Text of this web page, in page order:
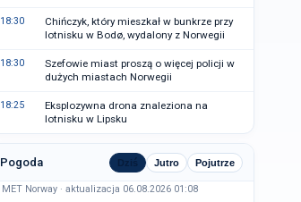
18:30
Chińczyk, który mieszkał w bunkrze przy
lotnisku w Bodø, wydalony z Norwegii
18:30
Szefowie miast proszą o więcej policji w
dużych miastach Norwegii
18:25
Eksplozywna drona znaleziona na
lotnisku w Lipsku
Pogoda Dziś Jutro Pojutrze
MET Norway · aktualizacja 06.08.2026 01:08